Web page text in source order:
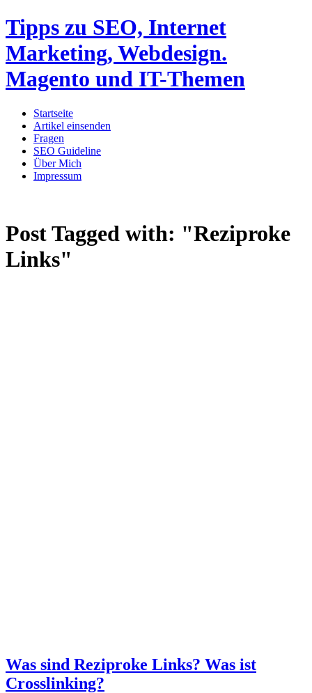
Tipps zu SEO, Internet
Marketing, Webdesign.
Magento und IT-Themen
Startseite
Artikel einsenden
Fragen
SEO Guideline
Über Mich
Impressum
Post Tagged with: "Reziproke
Links"
Was sind Reziproke Links? Was ist
Crosslinking?